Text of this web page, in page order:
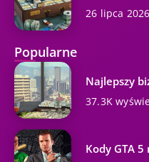
26 lipca 2026
Popularne
Najlepszy
37.3K
Kody GTA